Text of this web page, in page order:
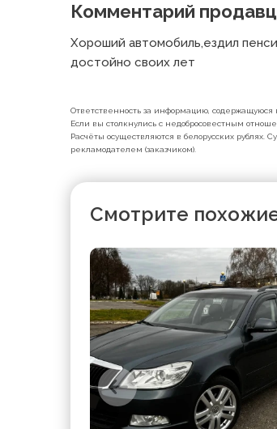
Комментарий
Хороший автомобиль,ездил
достойно своих лет
Ответственность за информацию, содержащуюся
Если вы столкнулись с недобросовестным
Расчёты осуществляются в белорусских
рекламодателем (заказчиком).
Смотрите